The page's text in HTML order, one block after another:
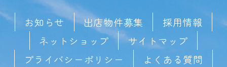
お知らせ 出店物件募集
採用情報
ネットショップ
サイトマップ
プライバシーポリシー
よくある質問